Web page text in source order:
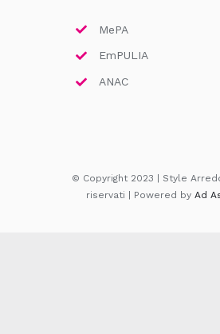
MePA
EmPULIA
ANAC
© Copyright 2023 | Style
riservati | Powered by Ad